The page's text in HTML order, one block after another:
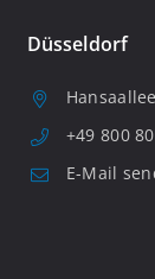
Düsseldorf
+49 800
E-Mail